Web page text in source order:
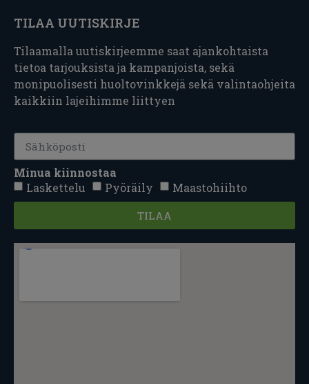
TILAA UUTISKIRJE
Tilaamalla uutiskirjeemme saat ajankohtaista
tietoa tarjouksista ja kampanjoista, sekä
monipuolisesti huoltovinkkejä sekä valintaohjeita
kaikkiin lajeihimme liittyen
Minua kiinnostaa
Laskettelu
Pyöräily Maastohiihto
TILAA